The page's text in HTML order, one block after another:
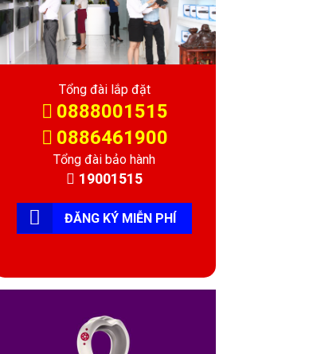
Tổng đài lắp đặt
0888001515
0886461900
Tổng đài bảo hành
19001515
ĐĂNG KÝ MIỄN PHÍ